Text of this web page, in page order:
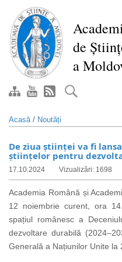
conţinutul
principal
de
a
Acasă/ Noutăți
De ziua științei va fi
științelor pentru
17.10.2024 Vizualizări: 1698
Academia Română și
12 noiembrie curent, ora
spațiul românesc a
dezvoltare durabilă
Generală a Națiunilor Unite la